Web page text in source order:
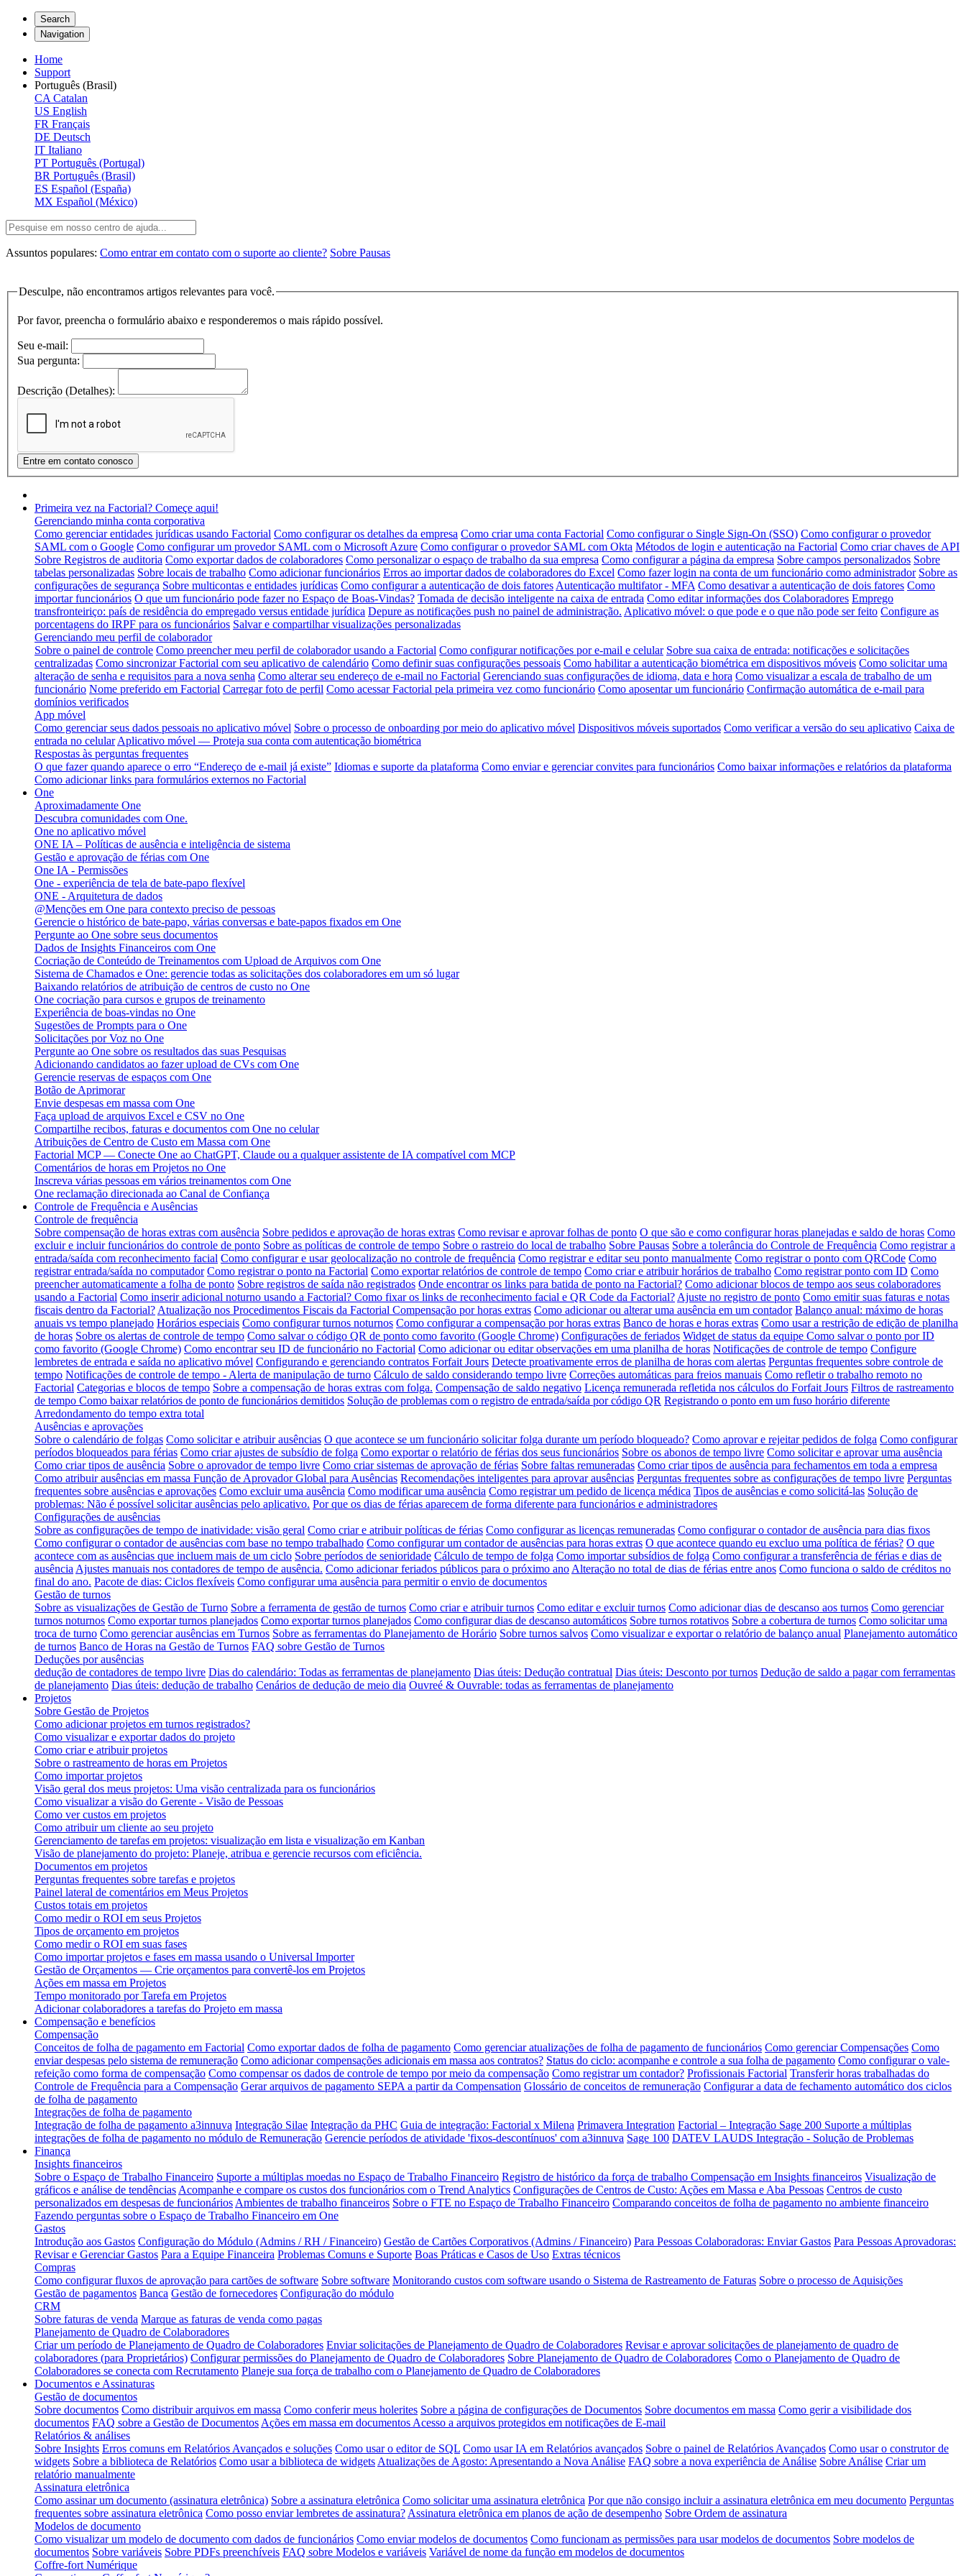
Search
Navigation
Home
Support
Português (Brasil)
CA Catalan
US English
FR Français
DE Deutsch
IT Italiano
PT Português (Portugal)
BR Português (Brasil)
ES Español (España)
MX Español (México)
Assuntos populares: Como entrar em contato com o suporte ao cliente? Sobre Pausas
Desculpe, não encontramos artigos relevantes para você.
Por favor, preencha o formulário abaixo e responderemos o mais rápido possível.
Seu e-mail:
Sua pergunta:
Descrição (Detalhes):
Primeira vez na Factorial? Começe aqui!
Gerenciando minha conta corporativa
Como gerenciar entidades jurídicas usando Factorial Como configurar os detalhes da empresa Como criar uma conta Factorial Como configurar o Single Sign-On (SSO) Como configurar o provedor
SAML com o Google Como configurar um provedor SAML com o Microsoft Azure Como configurar o provedor SAML com Okta Métodos de login e autenticação na Factorial Como criar chaves de API
Sobre Registros de auditoria Como exportar dados de colaboradores Como personalizar o espaço de trabalho da sua empresa Como configurar a página da empresa Sobre campos personalizados Sobre
tabelas personalizadas Sobre locais de trabalho Como adicionar funcionários Erros ao importar dados de colaboradores do Excel Como fazer login na conta de um funcionário como administrador Sobre as
configurações de segurança Sobre multicontas e entidades jurídicas Como configurar a autenticação de dois fatores Autenticação multifator - MFA Como desativar a autenticação de dois fatores Como
importar funcionários O que um funcionário pode fazer no Espaço de Boas-Vindas? Tomada de decisão inteligente na caixa de entrada Como editar informações dos Colaboradores Emprego
transfronteiriço: país de residência do empregado versus entidade jurídica Depure as notificações push no painel de administração. Aplicativo móvel: o que pode e o que não pode ser feito Configure as
porcentagens do IRPF para os funcionários Salvar e compartilhar visualizações personalizadas
Gerenciando meu perfil de colaborador
Sobre o painel de controle Como preencher meu perfil de colaborador usando a Factorial Como configurar notificações por e-mail e celular Sobre sua caixa de entrada: notificações e solicitações
centralizadas Como sincronizar Factorial com seu aplicativo de calendário Como definir suas configurações pessoais Como habilitar a autenticação biométrica em dispositivos móveis Como solicitar uma
alteração de senha e requisitos para a nova senha Como alterar seu endereço de e-mail no Factorial Gerenciando suas configurações de idioma, data e hora Como visualizar a escala de trabalho de um
funcionário Nome preferido em Factorial Carregar foto de perfil Como acessar Factorial pela primeira vez como funcionário Como aposentar um funcionário Confirmação automática de e-mail para
domínios verificados
App móvel
Como gerenciar seus dados pessoais no aplicativo móvel Sobre o processo de onboarding por meio do aplicativo móvel Dispositivos móveis suportados Como verificar a versão do seu aplicativo Caixa de
entrada no celular Aplicativo móvel — Proteja sua conta com autenticação biométrica
Respostas às perguntas frequentes
O que fazer quando aparece o erro “Endereço de e-mail já existe” Idiomas e suporte da plataforma Como enviar e gerenciar convites para funcionários Como baixar informações e relatórios da plataforma
Como adicionar links para formulários externos no Factorial
One
Aproximadamente One
Descubra comunidades com One.
One no aplicativo móvel
ONE IA – Políticas de ausência e inteligência de sistema
Gestão e aprovação de férias com One
One IA - Permissões
One - experiência de tela de bate-papo flexível
ONE - Arquitetura de dados
@Menções em One para contexto preciso de pessoas
Gerencie o histórico de bate-papo, várias conversas e bate-papos fixados em One
Pergunte ao One sobre seus documentos
Dados de Insights Financeiros com One
Cocriação de Conteúdo de Treinamentos com Upload de Arquivos com One
Sistema de Chamados e One: gerencie todas as solicitações dos colaboradores em um só lugar
Baixando relatórios de atribuição de centros de custo no One
One cocriação para cursos e grupos de treinamento
Experiência de boas-vindas no One
Sugestões de Prompts para o One
Solicitações por Voz no One
Pergunte ao One sobre os resultados das suas Pesquisas
Adicionando candidatos ao fazer upload de CVs com One
Gerencie reservas de espaços com One
Botão de Aprimorar
Envie despesas em massa com One
Faça upload de arquivos Excel e CSV no One
Compartilhe recibos, faturas e documentos com One no celular
Atribuições de Centro de Custo em Massa com One
Factorial MCP — Conecte One ao ChatGPT, Claude ou a qualquer assistente de IA compatível com MCP
Comentários de horas em Projetos no One
Inscreva várias pessoas em vários treinamentos com One
One reclamação direcionada ao Canal de Confiança
Controle de Frequência e Ausências
Controle de frequência
Sobre compensação de horas extras com ausência Sobre pedidos e aprovação de horas extras Como revisar e aprovar folhas de ponto O que são e como configurar horas planejadas e saldo de horas Como
excluir e incluir funcionários do controle de ponto Sobre as políticas de controle de tempo Sobre o rastreio do local de trabalho Sobre Pausas Sobre a tolerância do Controle de Frequência Como registrar a
entrada/saída com reconhecimento facial Como configurar e usar geolocalização no controle de frequência Como registrar e editar seu ponto manualmente Como registrar o ponto com QRCode Como
registrar entrada/saída no computador Como registrar o ponto na Factorial Como exportar relatórios de controle de tempo Como criar e atribuir horários de trabalho Como registrar ponto com ID Como
preencher automaticamente a folha de ponto Sobre registros de saída não registrados Onde encontrar os links para batida de ponto na Factorial? Como adicionar blocos de tempo aos seus colaboradores
usando a Factorial Como inserir adicional noturno usando a Factorial? Como fixar os links de reconhecimento facial e QR Code da Factorial? Ajuste no registro de ponto Como emitir suas faturas e notas
fiscais dentro da Factorial? Atualização nos Procedimentos Fiscais da Factorial Compensação por horas extras Como adicionar ou alterar uma ausência em um contador Balanço anual: máximo de horas
anuais vs tempo planejado Horários especiais Como configurar turnos noturnos Como configurar a compensação por horas extras Banco de horas e horas extras Como usar a restrição de edição de planilha
de horas Sobre os alertas de controle de tempo Como salvar o código QR de ponto como favorito (Google Chrome) Configurações de feriados Widget de status da equipe Como salvar o ponto por ID
como favorito (Google Chrome) Como encontrar seu ID de funcionário no Factorial Como adicionar ou editar observações em uma planilha de horas Notificações de controle de tempo Configure
lembretes de entrada e saída no aplicativo móvel Configurando e gerenciando contratos Forfait Jours Detecte proativamente erros de planilha de horas com alertas Perguntas frequentes sobre controle de
tempo Notificações de controle de tempo - Alerta de manipulação de turno Cálculo de saldo considerando tempo livre Correções automáticas para freios manuais Como refletir o trabalho remoto no
Factorial Categorias e blocos de tempo Sobre a compensação de horas extras com folga. Compensação de saldo negativo Licença remunerada refletida nos cálculos do Forfait Jours Filtros de rastreamento
de tempo Como baixar relatórios de ponto de funcionários demitidos Solução de problemas com o registro de entrada/saída por código QR Registrando o ponto em um fuso horário diferente
Arredondamento do tempo extra total
Ausências e aprovações
Sobre o calendário de folgas Como solicitar e atribuir ausências O que acontece se um funcionário solicitar folga durante um período bloqueado? Como aprovar e rejeitar pedidos de folga Como configurar
períodos bloqueados para férias Como criar ajustes de subsídio de folga Como exportar o relatório de férias dos seus funcionários Sobre os abonos de tempo livre Como solicitar e aprovar uma ausência
Como criar tipos de ausência Sobre o aprovador de tempo livre Como criar sistemas de aprovação de férias Sobre faltas remuneradas Como criar tipos de ausência para fechamentos em toda a empresa
Como atribuir ausências em massa Função de Aprovador Global para Ausências Recomendações inteligentes para aprovar ausências Perguntas frequentes sobre as configurações de tempo livre Perguntas
frequentes sobre ausências e aprovações Como excluir uma ausência Como modificar uma ausência Como registrar um pedido de licença médica Tipos de ausências e como solicitá-las Solução de
problemas: Não é possível solicitar ausências pelo aplicativo. Por que os dias de férias aparecem de forma diferente para funcionários e administradores
Configurações de ausências
Sobre as configurações de tempo de inatividade: visão geral Como criar e atribuir políticas de férias Como configurar as licenças remuneradas Como configurar o contador de ausência para dias fixos
Como configurar o contador de ausências com base no tempo trabalhado Como configurar um contador de ausências para horas extras O que acontece quando eu excluo uma política de férias? O que
acontece com as ausências que incluem mais de um ciclo Sobre períodos de senioridade Cálculo de tempo de folga Como importar subsídios de folga Como configurar a transferência de férias e dias de
ausência Ajustes manuais nos contadores de tempo de ausência. Como adicionar feriados públicos para o próximo ano Alteração no total de dias de férias entre anos Como funciona o saldo de créditos no
final do ano. Pacote de dias: Ciclos flexíveis Como configurar uma ausência para permitir o envio de documentos
Gestão de turnos
Sobre as visualizações de Gestão de Turno Sobre a ferramenta de gestão de turnos Como criar e atribuir turnos Como editar e excluir turnos Como adicionar dias de descanso aos turnos Como gerenciar
turnos noturnos Como exportar turnos planejados Como exportar turnos planejados Como configurar dias de descanso automáticos Sobre turnos rotativos Sobre a cobertura de turnos Como solicitar uma
troca de turno Como gerenciar ausências em Turnos Sobre as ferramentas do Planejamento de Horário Sobre turnos salvos Como visualizar e exportar o relatório de balanço anual Planejamento automático
de turnos Banco de Horas na Gestão de Turnos FAQ sobre Gestão de Turnos
Deduções por ausências
dedução de contadores de tempo livre Dias do calendário: Todas as ferramentas de planejamento Dias úteis: Dedução contratual Dias úteis: Desconto por turnos Dedução de saldo a pagar com ferramentas
de planejamento Dias úteis: dedução de trabalho Cenários de dedução de meio dia Ouvreé & Ouvrable: todas as ferramentas de planejamento
Projetos
Sobre Gestão de Projetos
Como adicionar projetos em turnos registrados?
Como visualizar e exportar dados do projeto
Como criar e atribuir projetos
Sobre o rastreamento de horas em Projetos
Como importar projetos
Visão geral dos meus projetos: Uma visão centralizada para os funcionários
Como visualizar a visão do Gerente - Visão de Pessoas
Como ver custos em projetos
Como atribuir um cliente ao seu projeto
Gerenciamento de tarefas em projetos: visualização em lista e visualização em Kanban
Visão de planejamento do projeto: Planeje, atribua e gerencie recursos com eficiência.
Documentos em projetos
Perguntas frequentes sobre tarefas e projetos
Painel lateral de comentários em Meus Projetos
Custos totais em projetos
Como medir o ROI em seus Projetos
Tipos de orçamento em projetos
Como medir o ROI em suas fases
Como importar projetos e fases em massa usando o Universal Importer
Gestão de Orçamentos — Crie orçamentos para convertê-los em Projetos
Ações em massa em Projetos
Tempo monitorado por Tarefa em Projetos
Adicionar colaboradores a tarefas do Projeto em massa
Compensação e benefícios
Compensação
Conceitos de folha de pagamento em Factorial Como exportar dados de folha de pagamento Como gerenciar atualizações de folha de pagamento de funcionários Como gerenciar Compensações Como
enviar despesas pelo sistema de remuneração Como adicionar compensações adicionais em massa aos contratos? Status do ciclo: acompanhe e controle a sua folha de pagamento Como configurar o vale-
refeição como forma de compensação Como compensar os dados de controle de tempo por meio da compensação Como registrar um contador? Profissionais Factorial Transferir horas trabalhadas do
Controle de Frequência para a Compensação Gerar arquivos de pagamento SEPA a partir da Compensation Glossário de conceitos de remuneração Configurar a data de fechamento automático dos ciclos
de folha de pagamento
Integrações de folha de pagamento
Integração de folha de pagamento a3innuva Integração Silae Integração da PHC Guia de integração: Factorial x Milena Primavera Integration Factorial – Integração Sage 200 Suporte a múltiplas
integrações de folha de pagamento no módulo de Remuneração Gerencie períodos de atividade 'fixos-descontínuos' com a3innuva Sage 100 DATEV LAUDS Integração - Solução de Problemas
Finança
Insights financeiros
Sobre o Espaço de Trabalho Financeiro Suporte a múltiplas moedas no Espaço de Trabalho Financeiro Registro de histórico da força de trabalho Compensação em Insights financeiros Visualização de
gráficos e análise de tendências Acompanhe e compare os custos dos funcionários com o Trend Analytics Configurações de Centros de Custo: Ações em Massa e Aba Pessoas Centros de custo
personalizados em despesas de funcionários Ambientes de trabalho financeiros Sobre o FTE no Espaço de Trabalho Financeiro Comparando conceitos de folha de pagamento no ambiente financeiro
Fazendo perguntas sobre o Espaço de Trabalho Financeiro em One
Gastos
Introdução aos Gastos Configuração do Módulo (Admins / RH / Financeiro) Gestão de Cartões Corporativos (Admins / Financeiro) Para Pessoas Colaboradoras: Enviar Gastos Para Pessoas Aprovadoras:
Revisar e Gerenciar Gastos Para a Equipe Financeira Problemas Comuns e Suporte Boas Práticas e Casos de Uso Extras técnicos
Compras
Como configurar fluxos de aprovação para cartões de software Sobre software Monitorando custos com software usando o Sistema de Rastreamento de Faturas Sobre o processo de Aquisições
Gestão de pagamentos Banca Gestão de fornecedores Configuração do módulo
CRM
Sobre faturas de venda Marque as faturas de venda como pagas
Planejamento de Quadro de Colaboradores
Criar um período de Planejamento de Quadro de Colaboradores Enviar solicitações de Planejamento de Quadro de Colaboradores Revisar e aprovar solicitações de planejamento de quadro de
colaboradores (para Proprietários) Configurar permissões do Planejamento de Quadro de Colaboradores Sobre Planejamento de Quadro de Colaboradores Como o Planejamento de Quadro de
Colaboradores se conecta com Recrutamento Planeje sua força de trabalho com o Planejamento de Quadro de Colaboradores
Documentos e Assinaturas
Gestão de documentos
Sobre documentos Como distribuir arquivos em massa Como conferir meus holerites Sobre a página de configurações de Documentos Sobre documentos em massa Como gerir a visibilidade dos
documentos FAQ sobre a Gestão de Documentos Ações em massa em documentos Acesso a arquivos protegidos em notificações de E-mail
Relatórios & análises
Sobre Insights Erros comuns em Relatórios Avançados e soluções Como usar o editor de SQL Como usar IA em Relatórios avançados Sobre o painel de Relatórios Avançados Como usar o construtor de
widgets Sobre a biblioteca de Relatórios Como usar a biblioteca de widgets Atualizações de Agosto: Apresentando a Nova Análise FAQ sobre a nova experiência de Análise Sobre Análise Criar um
relatório manualmente
Assinatura eletrônica
Como assinar um documento (assinatura eletrônica) Sobre a assinatura eletrônica Como solicitar uma assinatura eletrônica Por que não consigo incluir a assinatura eletrônica em meu documento Perguntas
frequentes sobre assinatura eletrônica Como posso enviar lembretes de assinatura? Assinatura eletrônica em planos de ação de desempenho Sobre Ordem de assinatura
Modelos de documento
Como visualizar um modelo de documento com dados de funcionários Como enviar modelos de documentos Como funcionam as permissões para usar modelos de documentos Sobre modelos de
documentos Sobre variáveis Sobre PDFs preenchíveis FAQ sobre Modelos e variáveis Variável de nome da função em modelos de documentos
Coffre-fort Numérique